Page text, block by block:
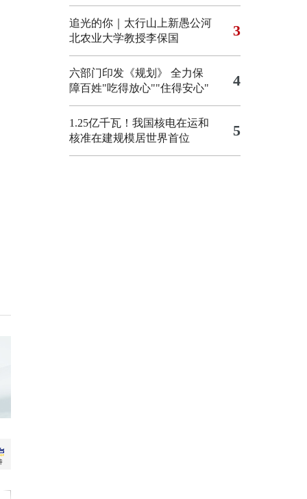
追光的你｜太行山上新愚公河
北农业大学教授李保国
3
六部门印发《规划》 全力保
障百姓"吃得放心""住得安心"
4
1.25亿千瓦！我国核电在运和
核准在建规模居世界首位
5